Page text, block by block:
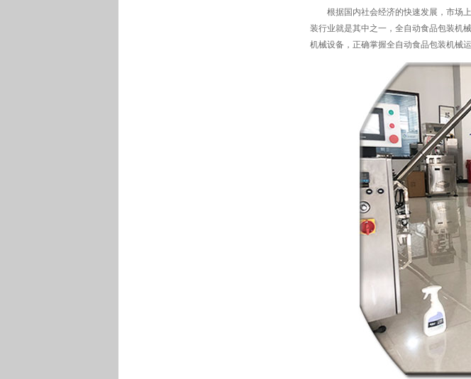
根据国内社会经济的快速发展，市场
装行业就是其中之一，全自动食品包装机
机械设备，正确掌握全自动食品包装机械